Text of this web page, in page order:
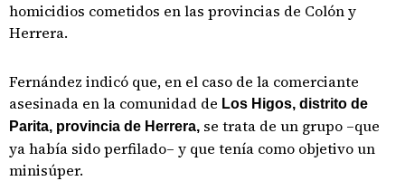
homicidios cometidos en las provincias de Colón y
Herrera.
Fernández indicó que, en el caso de la comerciante
asesinada en la comunidad de Los Higos, distrito de
Parita, provincia de Herrera, se trata de un grupo –que
ya había sido perfilado– y que tenía como objetivo un
minisúper.